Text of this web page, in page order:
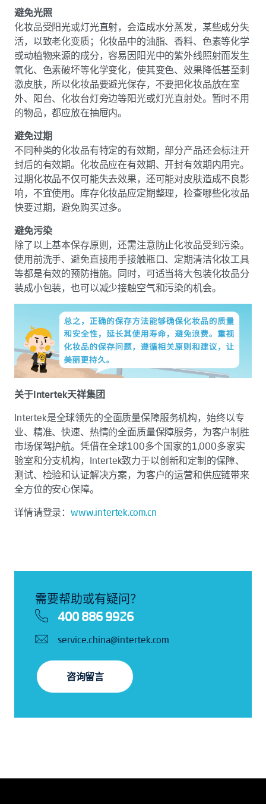
避免光照
化妆品受阳光或灯光直射，会造成水分蒸发，某些成分失
活，以致老化变质；化妆品中的油脂、香料、色素等化学
或动植物来源的成分，容易因阳光中的紫外线照射而发生
氧化、色素破坏等化学变化，使其变色、效果降低甚至刺
激皮肤，所以化妆品要避光保存，不要把化妆品放在室
外、阳台、化妆台灯旁边等阳光或灯光直射处。暂时不用
的物品，都应放在抽屉内。
避免过期
不同种类的化妆品有特定的有效期，部分产品还会标注开
封后的有效期。化妆品应在有效期、开封有效期内用完。
过期化妆品不仅可能失去效果，还可能对皮肤造成不良影
响，不宜使用。库存化妆品应定期整理，检查哪些化妆品
快要过期，避免购买过多。
避免污染
除了以上基本保存原则，还需注意防止化妆品受到污染。
使用前洗手、避免直接用手接触瓶口、定期清洁化妆工具
等都是有效的预防措施。同时，可适当将大包装化妆品分
装成小包装，也可以减少接触空气和污染的机会。
关于Intertek天祥集团
Intertek是全球领先的全面质量保障服务机构，始终以专
业、精准、快速、热情的全面质量保障服务，为客户制胜
市场保驾护航。凭借在全球100多个国家的1,000多家实
验室和分支机构，Intertek致力于以创新和定制的保障、
测试、检验和认证解决方案，为客户的运营和供应链带来
全方位的安心保障。
详情请登录：www.intertek.com.cn
需要帮助或有疑问？
400 886 9926
service.china@intertek.com
咨询留言